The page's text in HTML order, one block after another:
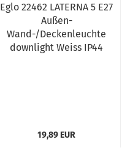
Eglo 22462 LATERNA 5 E27
Außen-
Wand-/Deckenleuchte
downlight Weiss IP44
19,89 EUR